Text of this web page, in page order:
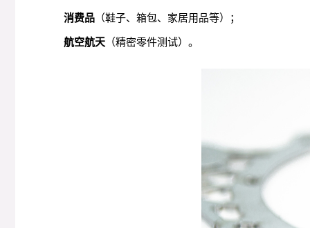
消费品 （鞋子、箱包、家居用品等）；
航空航天 （精密零件测试）。